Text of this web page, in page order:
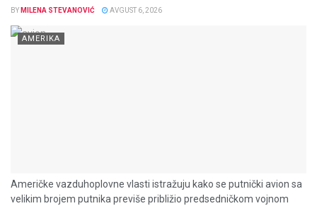
BY MILENA STEVANOVIĆ AVGUST 6, 2026
AMERIKA
Američke vazduhoplovne vlasti istražuju kako se putnički avion sa
velikim brojem putnika previše približio predsedničkom vojnom